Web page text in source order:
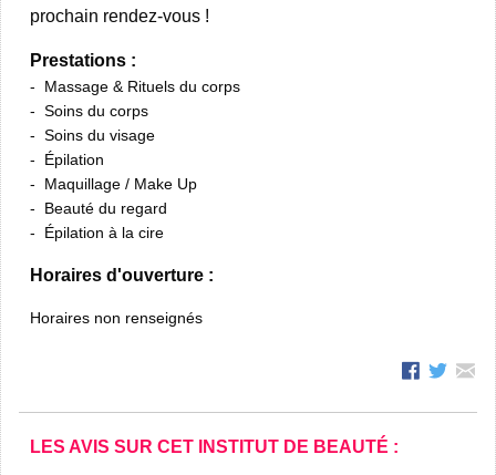
prochain rendez-vous !
Prestations :
Massage & Rituels du corps
Soins du corps
Soins du visage
Épilation
Maquillage / Make Up
Beauté du regard
Épilation à la cire
Horaires d'ouverture :
Horaires non renseignés
LES AVIS SUR CET INSTITUT DE BEAUTÉ :